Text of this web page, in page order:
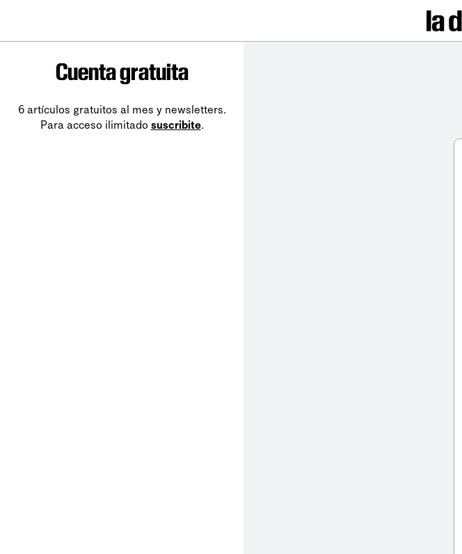
Cuenta gratuita
6 artículos gratuitos al mes y newsletters.
Para acceso ilimitado suscribite.